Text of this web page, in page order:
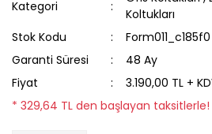
Kategori
Koltukları
Stok Kodu
Form011_c185f0
Garanti Süresi
48 Ay
Fiyat
3.190,00 TL +
* 329,64 TL den başlayan taksitlerle!